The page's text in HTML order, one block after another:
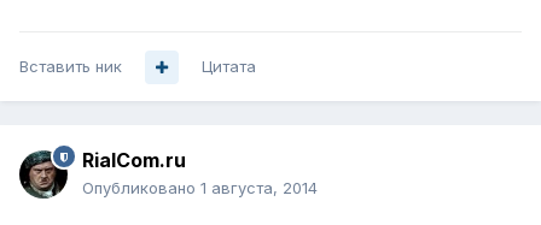
Вставить ник Цитата
RialCom.ru
Опубликовано 1 августа, 2014